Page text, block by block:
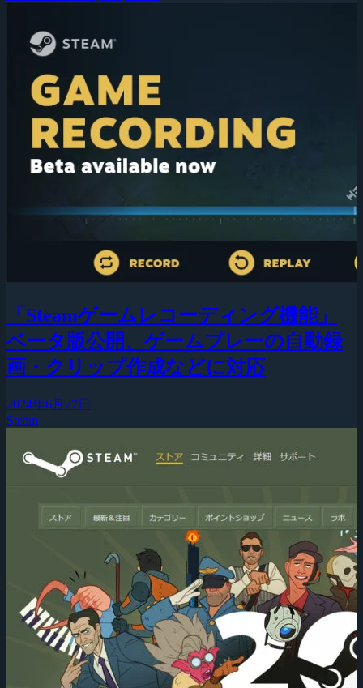
「Steamゲームレコーディング機能」
ベータ版公開、ゲームプレーの自動録
画・クリップ作成などに対応
2024年6月27日
Steam